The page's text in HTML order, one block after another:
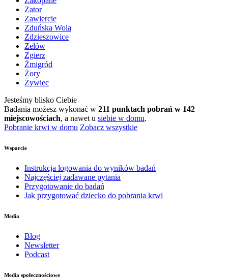
Zator
Zawiercie
Zduńska Wola
Zdzieszowice
Zelów
Zgierz
Żmigród
Żory
Żywiec
Jesteśmy blisko Ciebie
Badania możesz wykonać w 211 punktach pobrań w 142
miejscowościach, a nawet u siebie w domu.
Pobranie krwi w domu Zobacz wszystkie
Wsparcie
Instrukcja logowania do wyników badań
Najczęściej zadawane pytania
Przygotowanie do badań
Jak przygotować dziecko do pobrania krwi
Media
Blog
Newsletter
Podcast
Media społecznościowe